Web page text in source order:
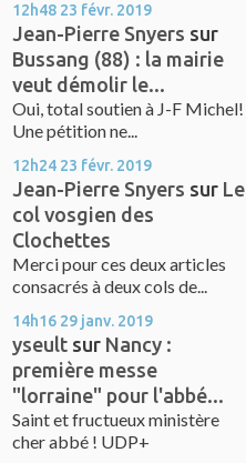
12h48 23 févr. 2019
Jean-Pierre Snyers sur
Bussang (88) : la mairie
veut démolir le...
Oui, total soutien à J-F Michel!
Une pétition ne...
12h24 23 févr. 2019
Jean-Pierre Snyers sur Le
col vosgien des
Clochettes
Merci pour ces deux articles
consacrés à deux cols de...
14h16 29 janv. 2019
yseult sur Nancy :
première messe
"lorraine" pour l'abbé...
Saint et fructueux ministère
cher abbé ! UDP+